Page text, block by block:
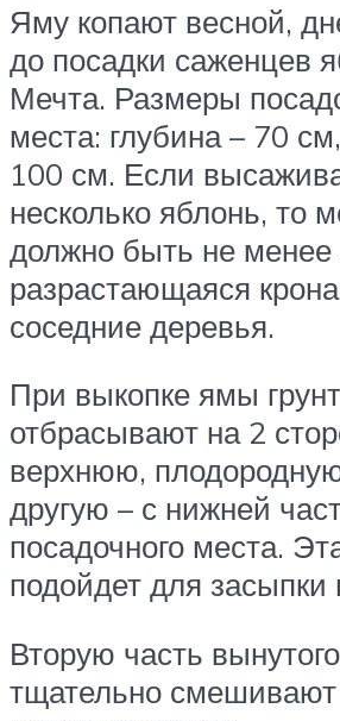
Яму копают весной,
до посадки саженцев
Мечта. Размеры
места: глубина – 70
100 см. Если
несколько яблонь, то
должно быть не
разрастающаяся
соседние деревья.
При выкопке ямы грунт
отбрасывают на 2
верхнюю,
другую – с нижней
посадочного места.
подойдет для
Вторую часть
тщательно смешивают